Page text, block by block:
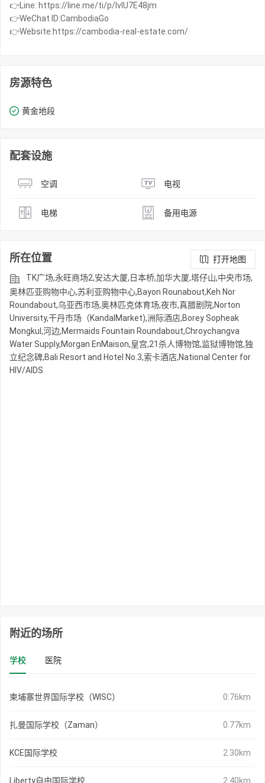
👉Line: https://line.me/ti/p/IvIU7E48jm
👉WeChat ID:CambodiaGo
👉Website:https://cambodia-real-estate.com/
房源特色
黄金地段
配套设施
空调 电视
电梯 备用电源
所在位置
打开地图
TK广场,永旺商场2,安达大厦,日本桥,加华大厦,塔仔山,中央市场,
奥林匹亚购物中心,苏利亚购物中心,Bayon Rounabout,Keh Nor
Roundabout,乌亚西市场,奥林匹克体育场,夜市,真腊剧院,Norton
University,干丹市场（KandalMarket),洲际酒店,Borey Sopheak
Mongkul,河边,Mermaids Fountain Roundabout,Chroychangva
Water Supply,Morgan EnMaison,皇宫,21杀人博物馆,监狱博物馆,独
立纪念碑,Bali Resort and Hotel No.3,索卡酒店,National Center for
HIV/AIDS
附近的场所
学校 医院
柬埔寨世界国际学校（WISC） 0.76km
扎曼国际学校（Zaman） 0.77km
KCE国际学校 2.30km
Liberty自由国际学校 2.40km